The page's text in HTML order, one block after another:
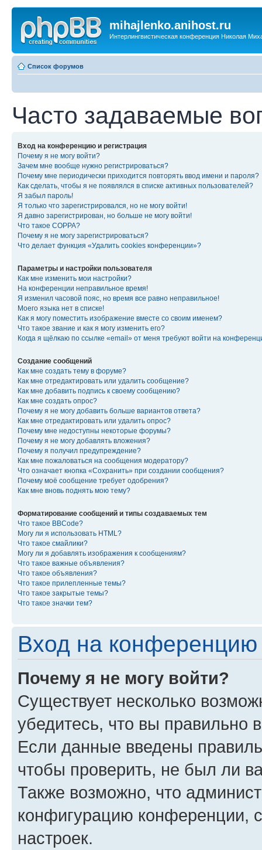
mihajlenko.anihost.ru
Интерлингвистическая конференция Николая
Список форумов
Часто задаваемые
Вход на конференцию и регистрация
Почему я не могу войти?
Зачем мне вообще нужно регистрироваться?
Почему мне периодически приходится повторять ввод имени и пароля?
Как сделать, чтобы я не появлялся в списке активных пользователей?
Я забыл пароль!
Я только что зарегистрировался, но не могу войти!
Я давно зарегистрирован, но больше не могу войти!
Что такое COPPA?
Почему я не могу зарегистрироваться?
Что делает функция «Удалить cookies конференции»?
Параметры и настройки пользователя
Как мне изменить мои настройки?
На конференции неправильное время!
Я изменил часовой пояс, но время все равно неправильное!
Моего языка нет в списке!
Как я могу поместить изображение вместе со своим именем?
Что такое звание и как я могу изменить его?
Когда я щёлкаю по ссылке «email» от меня требуют войти на
Создание сообщений
Как мне создать тему в форуме?
Как мне отредактировать или удалить сообщение?
Как мне добавить подпись к своему сообщению?
Как мне создать опрос?
Почему я не могу добавить больше вариантов ответа?
Как мне отредактировать или удалить опрос?
Почему мне недоступны некоторые форумы?
Почему я не могу добавлять вложения?
Почему я получил предупреждение?
Как мне пожаловаться на сообщения модератору?
Что означает кнопка «Сохранить» при создании сообщения?
Почему моё сообщение требует одобрения?
Как мне вновь поднять мою тему?
Форматирование сообщений и типы создаваемых тем
Что такое BBCode?
Могу ли я использовать HTML?
Что такое смайлики?
Могу ли я добавлять изображения к сообщениям?
Что такое важные объявления?
Что такое объявления?
Что такое прилепленные темы?
Что такое закрытые темы?
Что такое значки тем?
Вход на конференцию
Почему я не могу войти?
Существует несколько
убедитесь, что вы правильно
Если данные введены
чтобы проверить, не был ли
Также возможно, что
конфигурацию конференции,
настроек.